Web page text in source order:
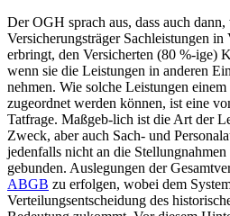
Der OGH sprach aus, dass auch
Versicherungsträger Sachleistungen in
erbringt, den Versicherten (80 %-ige)
wenn sie die Leistungen in anderen
nehmen. Wie solche Leistungen
zugeordnet werden können, ist eine
Tatfrage. Maßgeb-lich ist die Art der
Zweck, aber auch Sach- und
jedenfalls nicht an die
gebunden. Auslegungen der
ABGB zu erfolgen, wobei dem
Verteilungsentscheidung des